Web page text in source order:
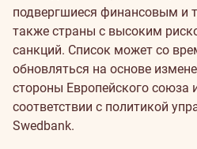
подвергшиеся финансовым и
также страны с высоким
санкций. Список может со
обновляться на основе
стороны Европейского союза
соответствии с политикой
Swedbank.